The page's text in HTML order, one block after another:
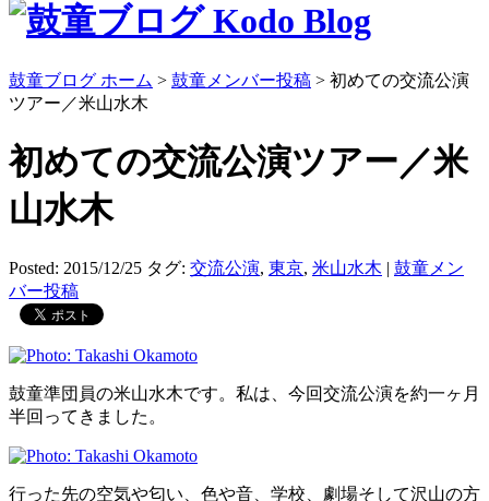
鼓童ブログ ホーム > 鼓童メンバー投稿 > 初めての交流公演
ツアー／米山水木
初めての交流公演ツアー／米
山水木
Posted: 2015/12/25 タグ: 交流公演, 東京, 米山水木 | 鼓童メン
バー投稿
鼓童準団員の米山水木です。私は、今回交流公演を約一ヶ月
半回ってきました。
行った先の空気や匂い、色や音、学校、劇場そして沢山の方